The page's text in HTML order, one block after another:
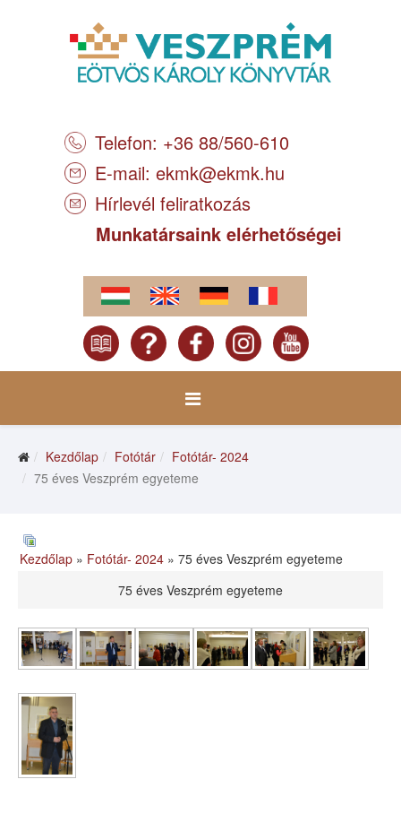
Telefon: +36 88/560-610
E-mail: ekmk@ekmk.hu
Hírlevél feliratkozás
Munkatársaink elérhetőségei
Kezdőlap Fotótár
Fotótár- 2024
75 éves Veszprém egyeteme
Kezdőlap » Fotótár- 2024 » 75 éves Veszprém egyeteme
75 éves Veszprém egyeteme